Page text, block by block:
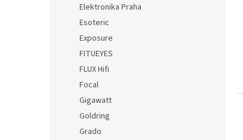
Elektronika Praha
Esoteric
Exposure
FITUEYES
FLUX Hifi
Focal
Gigawatt
Goldring
Grado